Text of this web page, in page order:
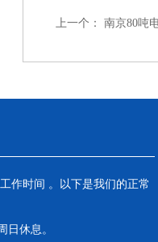
上一个： 南京80吨
作时间 。以下是我们的正常
日休息。